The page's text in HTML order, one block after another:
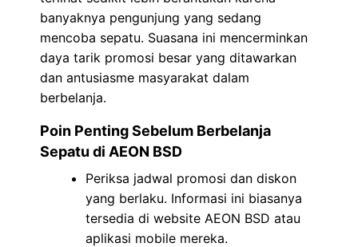
banyaknya pengunjung yang sedang
mencoba sepatu. Suasana ini mencerminkan
daya tarik promosi besar yang ditawarkan
dan antusiasme masyarakat dalam
berbelanja.
Poin Penting Sebelum Berbelanja
Sepatu di AEON BSD
Periksa jadwal promosi dan diskon
yang berlaku. Informasi ini biasanya
tersedia di website AEON BSD atau
aplikasi mobile mereka.